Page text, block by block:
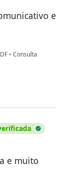
e
• Consulta
e muito